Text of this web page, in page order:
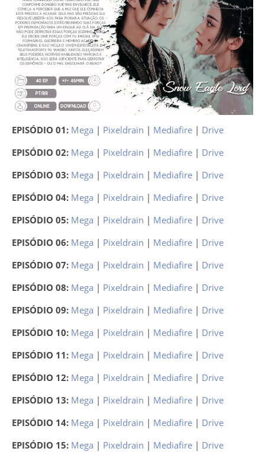
EPISÓDIO 01: Mega | Pixeldrain | Mediafire | Drive
EPISÓDIO 02: Mega | Pixeldrain | Mediafire | Drive
EPISÓDIO 03: Mega | Pixeldrain | Mediafire | Drive
EPISÓDIO 04: Mega | Pixeldrain | Mediafire | Drive
EPISÓDIO 05: Mega | Pixeldrain | Mediafire | Drive
EPISÓDIO 06: Mega | Pixeldrain | Mediafire | Drive
EPISÓDIO 07: Mega | Pixeldrain | Mediafire | Drive
EPISÓDIO 08: Mega | Pixeldrain | Mediafire | Drive
EPISÓDIO 09: Mega | Pixeldrain | Mediafire | Drive
EPISÓDIO 10: Mega | Pixeldrain | Mediafire | Drive
EPISÓDIO 11: Mega | Pixeldrain | Mediafire | Drive
EPISÓDIO 12: Mega | Pixeldrain | Mediafire | Drive
EPISÓDIO 13: Mega | Pixeldrain | Mediafire | Drive
EPISÓDIO 14: Mega | Pixeldrain | Mediafire | Drive
EPISÓDIO 15: Mega | Pixeldrain | Mediafire | Drive